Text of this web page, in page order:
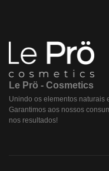
Le Prö - Cosmetics
Unindo os elementos naturais
Garantimos aos nossos
nos resultados!